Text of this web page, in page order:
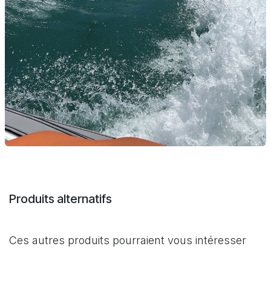
Produits alternatifs
Ces autres produits pourraient vous intéresser